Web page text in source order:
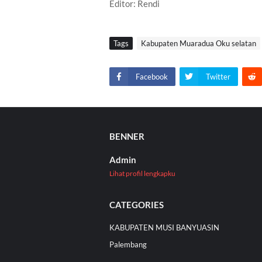
Editor: Rendi
Tags Kabupaten Muaradua Oku selatan
Facebook Twitter
BENNER
Admin
Lihat profil lengkapku
CATEGORIES
KABUPATEN MUSI BANYUASIN
Palembang